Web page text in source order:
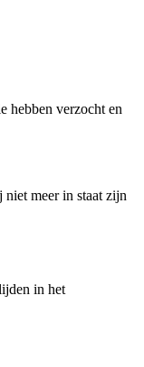
hebben verzocht en
meer in staat zijn
in het